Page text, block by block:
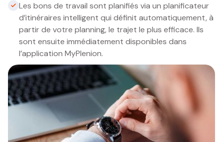
Les bons de travail sont planifiés via un planificateur
d’itinéraires intelligent qui définit automatiquement, à
partir de votre planning, le trajet le plus efficace. Ils
sont ensuite immédiatement disponibles dans
l’application MyPlenion.